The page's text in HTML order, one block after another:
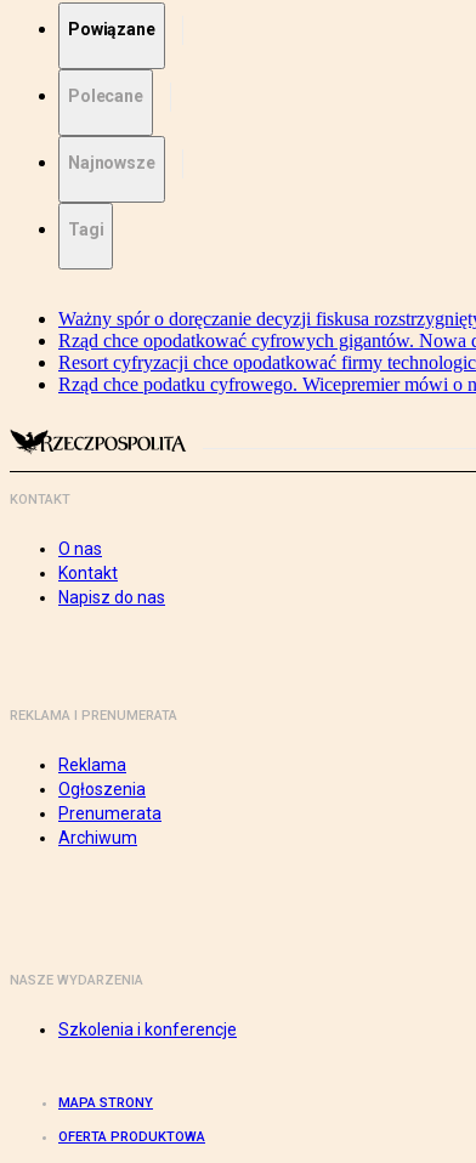
Powiązane
Polecane
Najnowsze
Tagi
Ważny spór o doręczanie decyzji fiskusa
Rząd chce opodatkować cyfrowych gigantów. Nowa
Resort cyfryzacji chce opodatkować firmy
Rząd chce podatku cyfrowego. Wicepremier mówi o
KONTAKT
O nas
Kontakt
Napisz do nas
REKLAMA I PRENUMERATA
Reklama
Ogłoszenia
Prenumerata
Archiwum
NASZE WYDARZENIA
Szkolenia i konferencje
MAPA STRONY
OFERTA PRODUKTOWA